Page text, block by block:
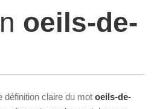
oeils-de-
définition claire du mot oeils-de-